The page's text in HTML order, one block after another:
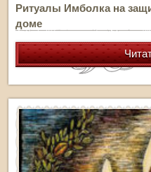
Ритуалы Имболка на
доме